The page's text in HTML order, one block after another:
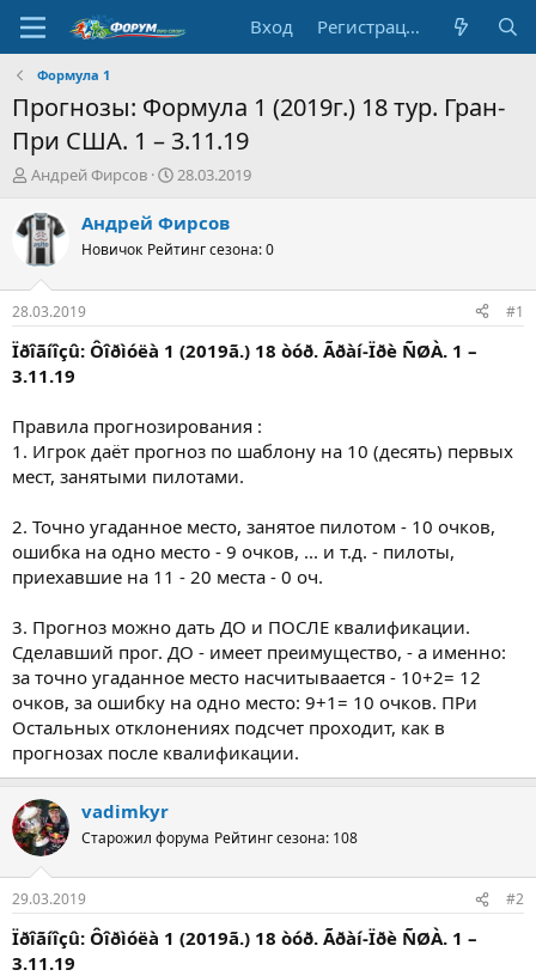
Вход Регистрация
Формула 1
Прогнозы: Формула 1 (2019г.) 18 тур. Гран-
При США. 1 – 3.11.19
А
т
о
р
т
е
м
ы
Андрей Фирсов
Д
т
н
а
л
а
28.03.2019
Андрей Фирсов
Новичок Рейтинг сезона: 0
28.03.2019 #1
Ïðîãíîçû: Ôîðìóëà 1 (2019ã.) 18 òóð. Ãðàí-Ïðè ÑØÀ. 1 –
3.11.19
Правила прогнозирования :
1. Игрок даёт прогноз по шаблону на 10 (десять) первых
мест, занятыми пилотами.
2. Точно угаданное место, занятое пилотом - 10 очков,
ошибка на одно место - 9 очков, ... и т.д. - пилоты,
приехавшие на 11 - 20 места - 0 оч.
3. Прогноз можно дать ДО и ПОСЛЕ квалификации.
Сделавший прог. ДО - имеет преимущество, - а именно:
за точно угаданное место насчитываается - 10+2= 12
очков, за ошибку на одно место: 9+1= 10 очков. ПРи
Остальных отклонениях подсчет проходит, как в
прогнозах после квалификации.
vadimkyr
Старожил форума Рейтинг сезона: 108
29.03.2019 #2
Ïðîãíîçû: Ôîðìóëà 1 (2019ã.) 18 òóð. Ãðàí-Ïðè ÑØÀ. 1 –
3.11.19